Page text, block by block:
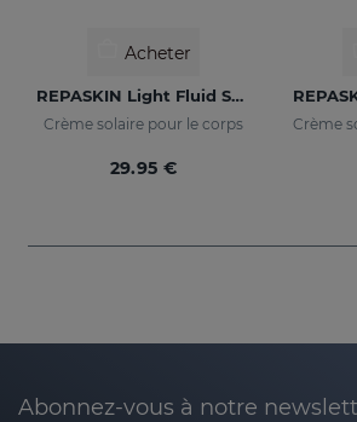
Acheter
REPASKIN Light Fluid SPF50+
Crème solaire pour le corps
29.95 €
Abonnez-vous à notre